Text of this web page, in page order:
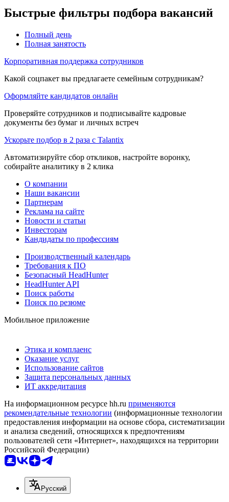
Быстрые фильтры подбора вакансий
Полный день
Полная занятость
Корпоративная поддержка сотрудников
Какой соцпакет вы предлагаете семейным сотрудникам?
Оформляйте кандидатов онлайн
Проверяйте сотрудников и подписывайте кадровые
документы без бумаг и личных встреч
Ускорьте подбор в 2 раза с Talantix
Автоматизируйте сбор откликов, настройте воронку,
собирайте аналитику в 2 клика
О компании
Наши вакансии
Партнерам
Реклама на сайте
Новости и статьи
Инвесторам
Кандидаты по профессиям
Производственный календарь
Требования к ПО
Безопасный HeadHunter
HeadHunter API
Поиск работы
Поиск по резюме
Мобильное приложение
Этика и комплаенс
Оказание услуг
Использование сайтов
Защита персональных данных
ИТ аккредитация
На информационном ресурсе hh.ru применяются
рекомендательные технологии (информационные технологии
предоставления информации на основе сбора, систематизации
и анализа сведений, относящихся к предпочтениям
пользователей сети «Интернет», находящихся на территории
Российской Федерации)
Русский